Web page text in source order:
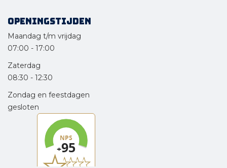
Openingstijden
Maandag t/m vrijdag
07:00 - 17:00
Zaterdag
08:30 - 12:30
Zondag en feestdagen
gesloten